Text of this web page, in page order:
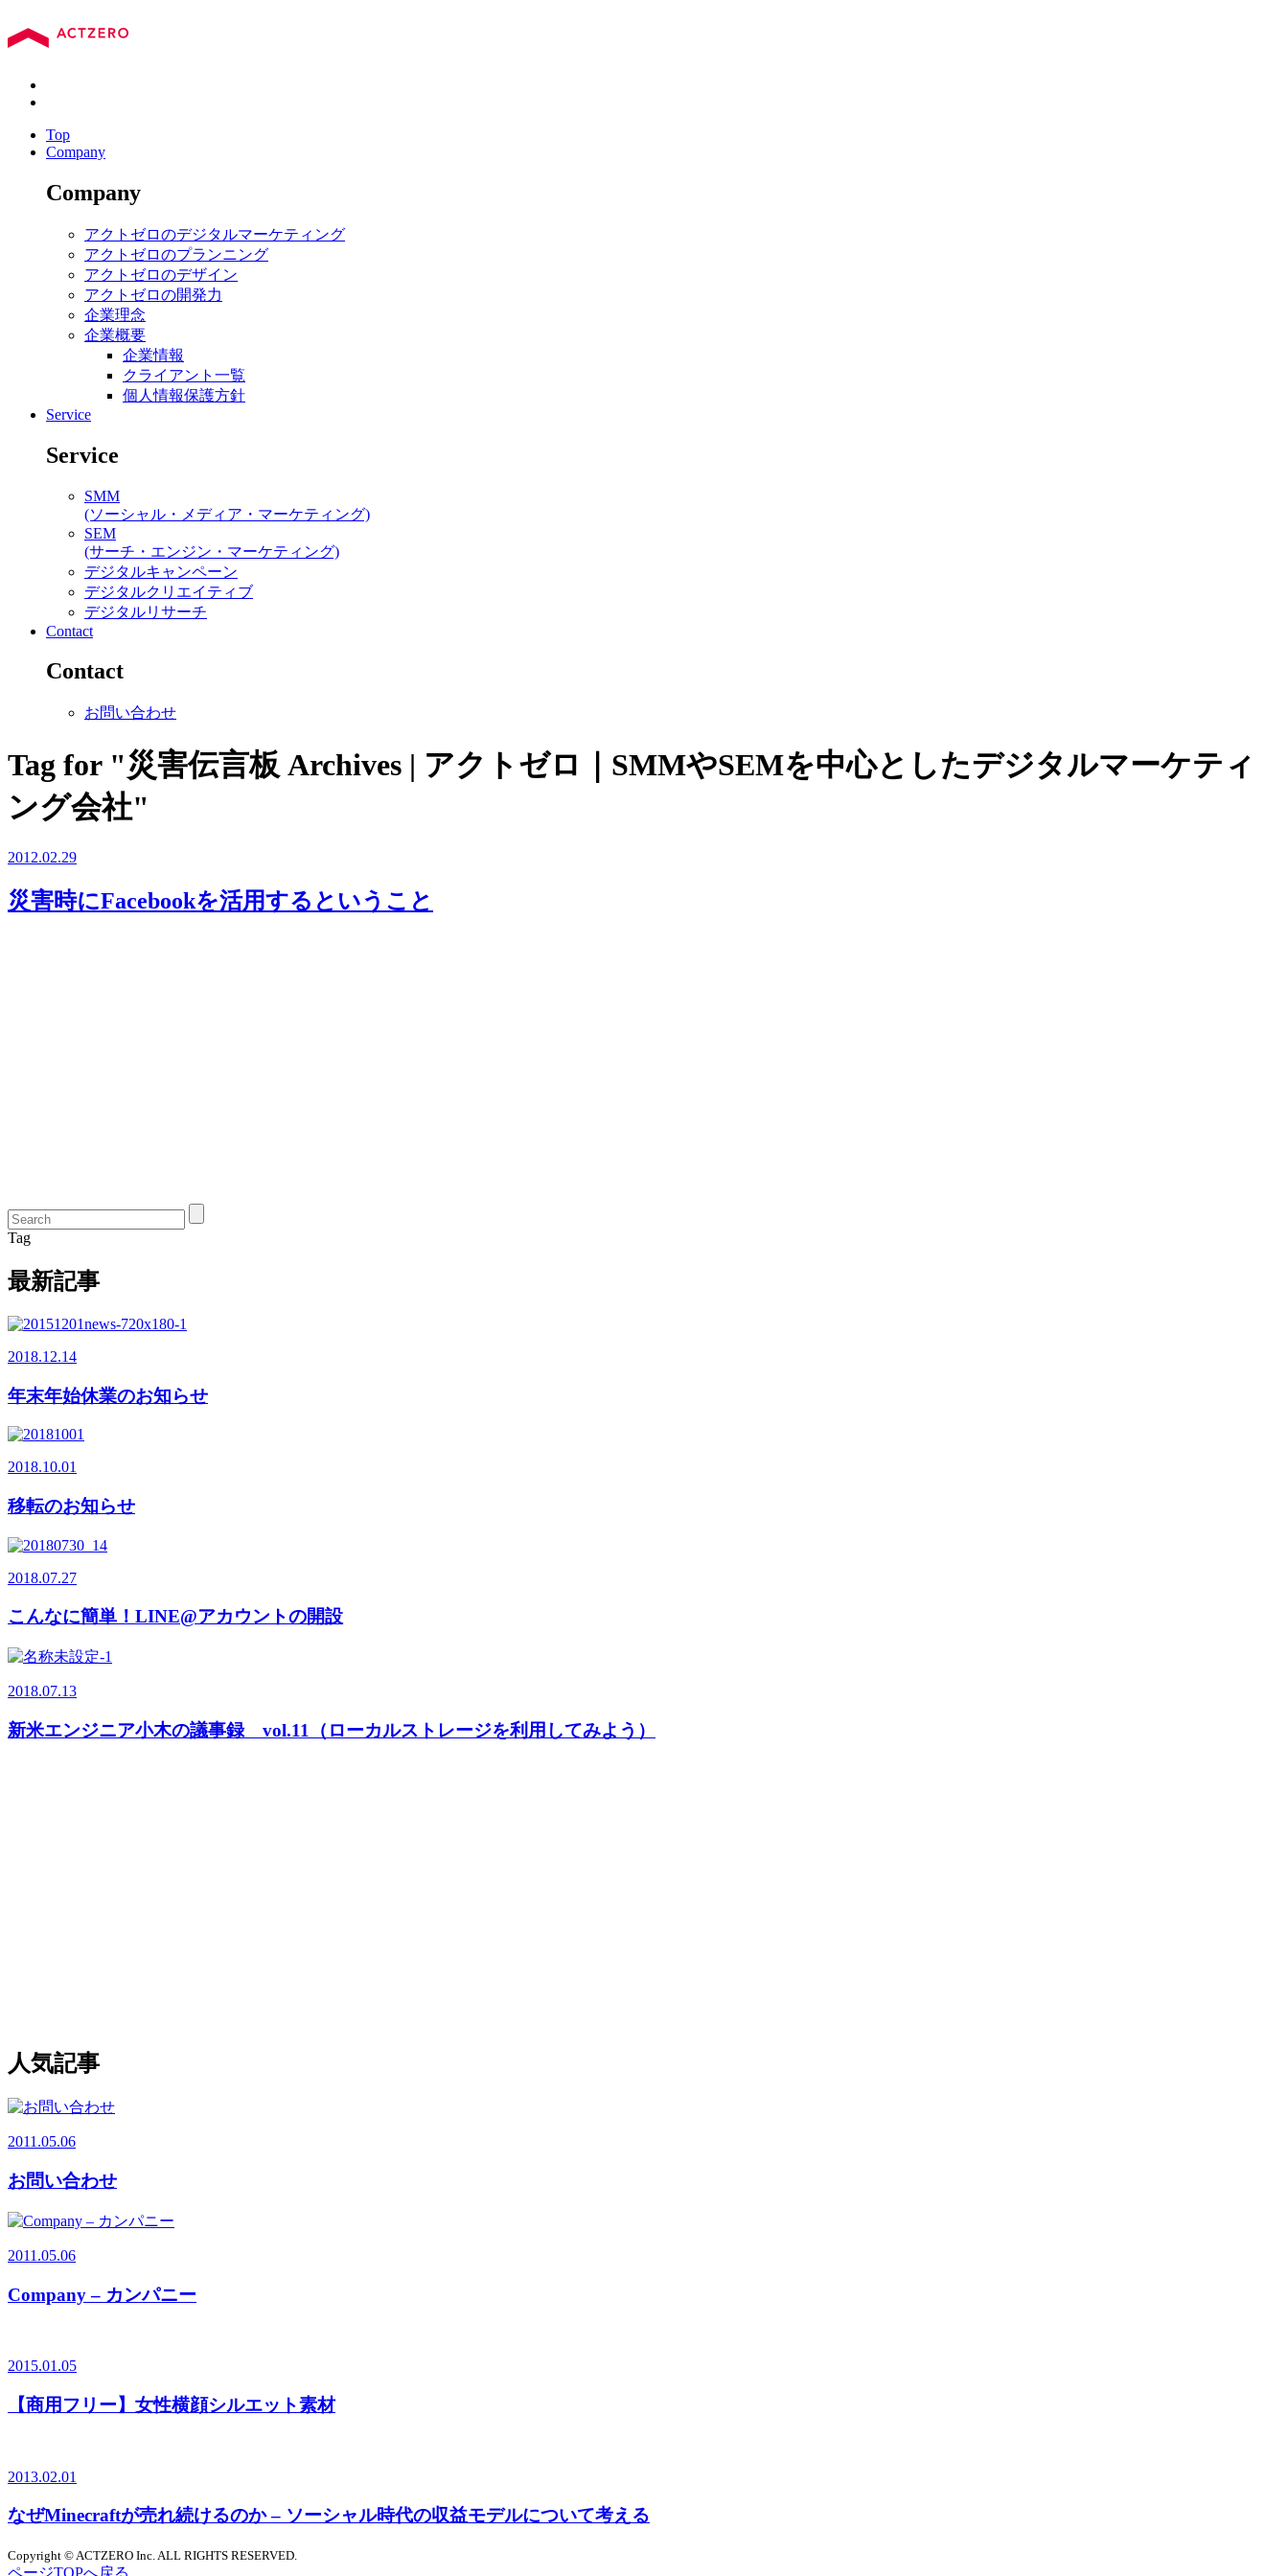
Top
Company
Company
アクトゼロのデジタルマーケティング
アクトゼロのプランニング
アクトゼロのデザイン
アクトゼロの開発力
企業理念
企業概要
企業情報
クライアント一覧
個人情報保護方針
Service
Service
SMM
(ソーシャル・メディア・マーケティング)
SEM
(サーチ・エンジン・マーケティング)
デジタルキャンペーン
デジタルクリエイティブ
デジタルリサーチ
Contact
Contact
お問い合わせ
Tag for "災害伝言板 Archives | アクトゼロ｜SMMやSEMを中心としたデジタルマーケティ
ング会社"
2012.02.29
災害時にFacebookを活用するということ
Tag
最新記事
2018.12.14
年末年始休業のお知らせ
2018.10.01
移転のお知らせ
2018.07.27
こんなに簡単！LINE@アカウントの開設
2018.07.13
新米エンジニア小木の議事録 vol.11（ローカルストレージを利用してみよう）
人気記事
2011.05.06
お問い合わせ
2011.05.06
Company – カンパニー
2015.01.05
【商用フリー】女性横顔シルエット素材
2013.02.01
なぜMinecraftが売れ続けるのか – ソーシャル時代の収益モデルについて考える
Copyright © ACTZERO Inc. ALL RIGHTS RESERVED.